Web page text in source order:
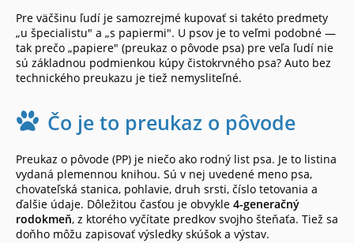
Pre väčšinu ľudí je samozrejmé kupovať si takéto predmety
„u špecialistu" a „s papiermi". U psov je to veľmi podobné —
tak prečo „papiere" (preukaz o pôvode psa) pre veľa ľudí nie
sú základnou podmienkou kúpy čistokrvného psa? Auto bez
technického preukazu je tiež nemysliteľné.
Čo je to preukaz o pôvode
Preukaz o pôvode (PP) je niečo ako rodný list psa. Je to listina
vydaná plemennou knihou. Sú v nej uvedené meno psa,
chovateľská stanica, pohlavie, druh srsti, číslo tetovania a
ďalšie údaje. Dôležitou časťou je obvykle 4-generačný
rodokmeň, z ktorého vyčítate predkov svojho šteňaťa. Tiež sa
doňho môžu zapisovať výsledky skúšok a výstav.